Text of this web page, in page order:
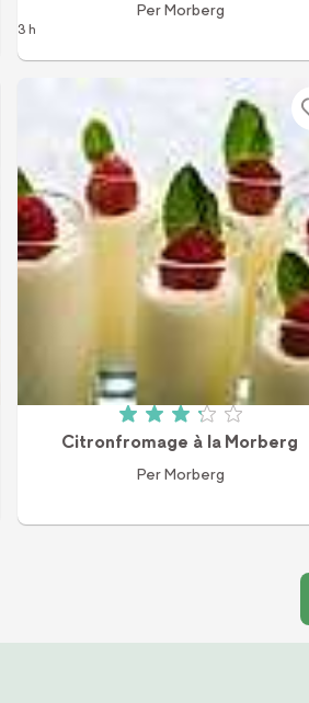
Per Morberg
3 h
Betyg: 3.2 av 5
Citronfromage à la Morberg
Per Morberg